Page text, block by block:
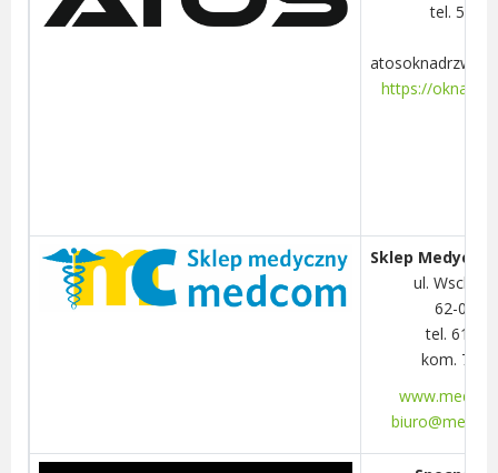
tel. 516
https://okna-
Sklep Medyczny
ul.
62-030
tel. 61
kom. 798